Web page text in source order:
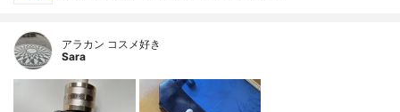
アラカン コスメ好き
Sara